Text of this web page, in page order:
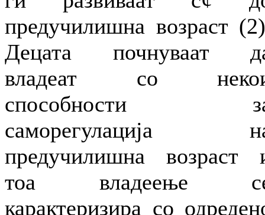
предучилишна возраст
Децата почнуваат
владеат со
способности
саморегулација
предучилишна возраст
тоа владеење
карактеризира со